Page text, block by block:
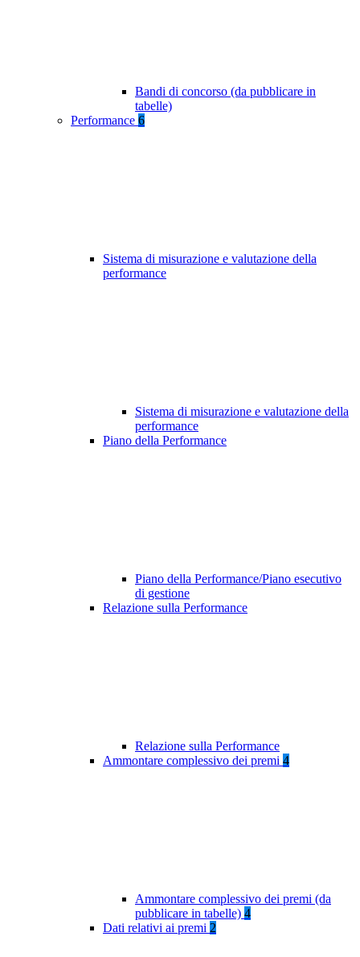
Bandi di concorso (da pubblicare in
tabelle)
Performance 6
Sistema di misurazione e valutazione della
performance
Sistema di misurazione e valutazione della
performance
Piano della Performance
Piano della Performance/Piano esecutivo
di gestione
Relazione sulla Performance
Relazione sulla Performance
Ammontare complessivo dei premi 4
Ammontare complessivo dei premi (da
pubblicare in tabelle) 4
Dati relativi ai premi 2